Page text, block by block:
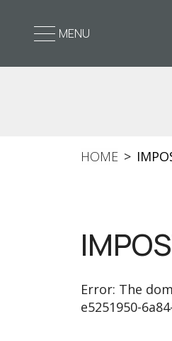
MENU
HOME
Error: The
e5251950-